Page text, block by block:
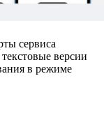
сервиса
версии
в режиме